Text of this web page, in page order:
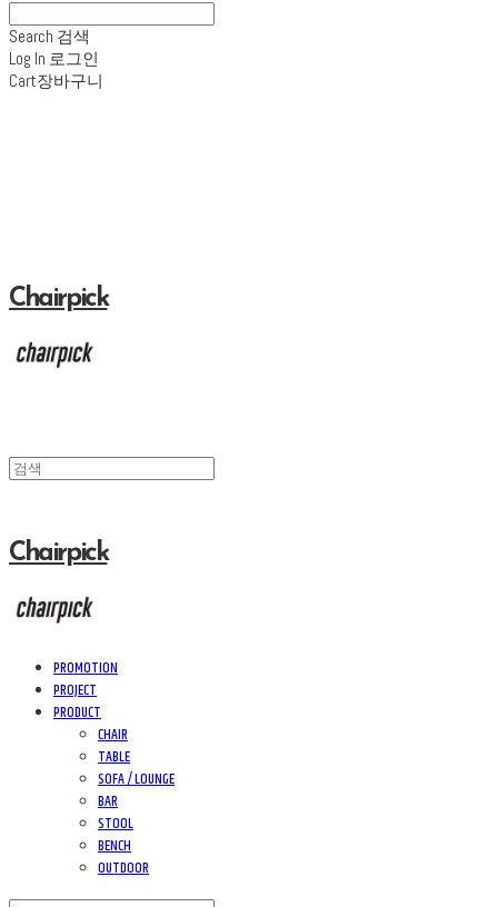
Search 검색
Log In 로그인
Cart장바구니
Chairpick
Chairpick
PROMOTION
PROJECT
PRODUCT
CHAIR
TABLE
SOFA / LOUNGE
BAR
STOOL
BENCH
OUTDOOR